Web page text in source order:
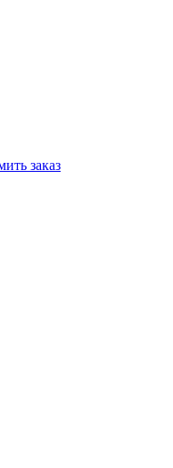
заказ